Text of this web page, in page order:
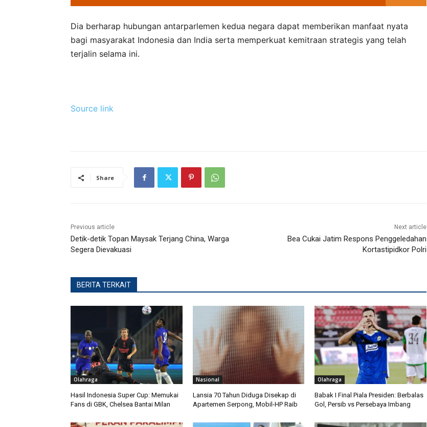
Dia berharap hubungan antarparlemen kedua negara dapat memberikan manfaat nyata
bagi masyarakat Indonesia dan India serta memperkuat kemitraan strategis yang telah
terjalin selama ini.
Source link
Share
Previous article
Detik-detik Topan Maysak Terjang China, Warga
Segera Dievakuasi
Next article
Bea Cukai Jatim Respons Penggeledahan
Kortastipidkor Polri
BERITA TERKAIT
Olahraga
Hasil Indonesia Super Cup: Memukai
Fans di GBK, Chelsea Bantai Milan
Nasional
Lansia 70 Tahun Diduga Disekap di
Apartemen Serpong, Mobil-HP Raib
Olahraga
Babak I Final Piala Presiden: Berbalas
Gol, Persib vs Persebaya Imbang